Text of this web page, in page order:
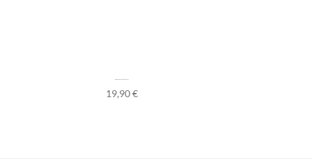
19,90€